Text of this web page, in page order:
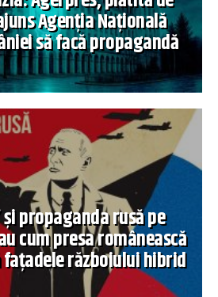
Agenția Națională
să facă propagandă
propaganda rusă pe
cum presa românească
războiului hibrid